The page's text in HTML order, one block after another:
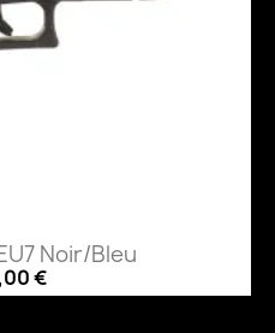
Noir/Bleu
€